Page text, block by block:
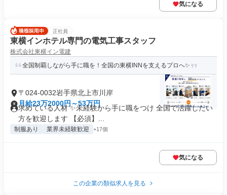
気になる
正社員
東横インホテル専門の電気工事スタッフ
株式会社東横イン電建
全国制覇しながら手に職を！全国の東横INNを支えるプロへ✨
〒024-0032岩手県北上市川岸
月給23万2000円～53万円
求めている人材 ✨未経験から手に職をつけ 全国で活躍したい
方を歓迎します 【必須】...
制服あり 業界未経験歓迎 +17個
気になる
この企業の類似求人を見る